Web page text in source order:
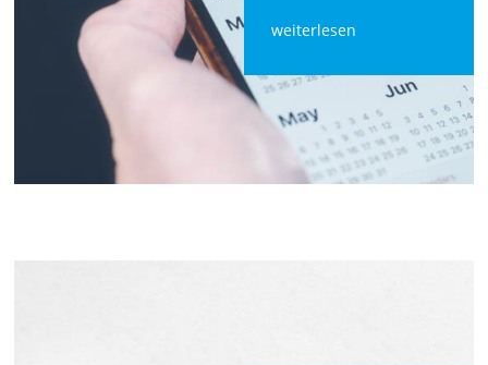
weiterlesen